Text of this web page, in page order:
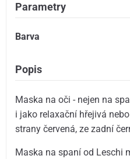
Parametry
Barva
Popis
Maska na oči - nejen na
i jako relaxační hřejivá
strany červená, ze zadní
Maska na spaní od Leschi